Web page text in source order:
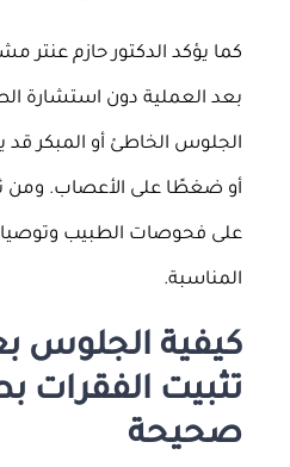
كما يؤكد الدكتور حازم عنتر
بعد العملية دون استشارة
الجلوس الخاطئ أو المبكر
أو ضغطًا على الأعصاب. ومن
على فحوصات الطبيب
المناسبة.
كيفية الجلوس
تثبيت الفقرات
صحيحة